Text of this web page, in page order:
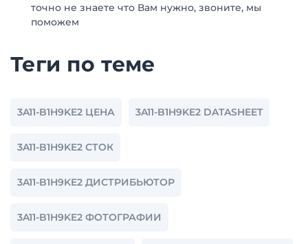
точно не знаете что Вам нужно, звоните, мы
поможем
Теги по теме
3A11-B1H9KE2 ЦЕНА 3A11-B1H9KE2 DATASHEET
3A11-B1H9KE2 СТОК
3A11-B1H9KE2 ДИСТРИБЬЮТОР
3A11-B1H9KE2 ФОТОГРАФИИ